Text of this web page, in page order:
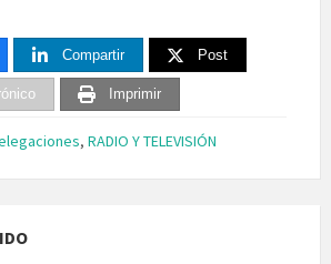
Compartir Post
Imprimir
, RADIO Y TELEVISIÓN